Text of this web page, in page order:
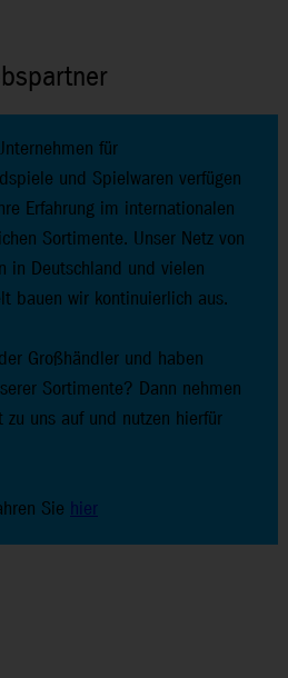
für
und Spielwaren verfügen
Erfahrung im internationalen
Sortimente. Unser Netz von
in Deutschland und vielen
bauen wir kontinuierlich aus.
Großhändler und haben
Sortimente? Dann nehmen
uns auf und nutzen hierfür
Sie hier